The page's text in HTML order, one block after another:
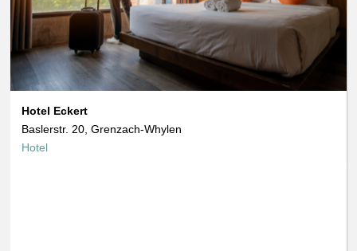
Hotel Eckert
Baslerstr. 20, Grenzach-Whylen
Hotel